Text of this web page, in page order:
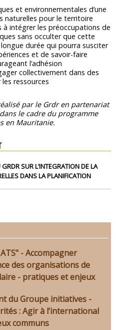
et environnementales d’une
naturelles pour le territoire
intégrer les préoccupations de
sans occulter que cette
durée qui pourra susciter
et de savoir-faire
l’adhésion
collectivement dans des
ressources
par le Grdr en partenariat
dans le cadre du programme
en Mauritanie.
SUR L’INTEGRATION DE LA
DANS LA PLANIFICATION
- Accompagner
des organisations de
- pratiques et enjeux
du Groupe initiatives -
: Agir à l’international
communs